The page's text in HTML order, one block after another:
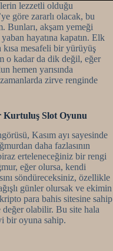
lezzetli olduğu
göre zararlı olacak, bu
Bunları, akşam yemeği
hayatına kapatın. Elk
mesafeli bir yürüyüş
o kadar da dik değil, eğer
hemen yarısında
zirve renginde
Kurtuluş Slot Oyunu
Kasım ayı sayesinde
daha fazlasının
erteleneceğiniz bir rengi
eğer olursa, kendi
söndüreceksiniz, özellikle
günler olursak ve ekimin
para bahis sitesine sahip
değer olabilir. Bu site hala
bir oyuna sahip.